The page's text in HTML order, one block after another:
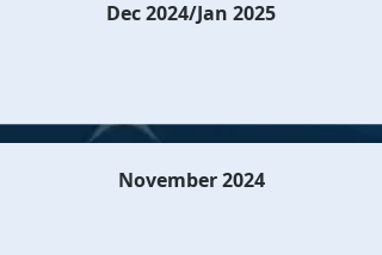
Dec 2024/Jan 2025
November 2024